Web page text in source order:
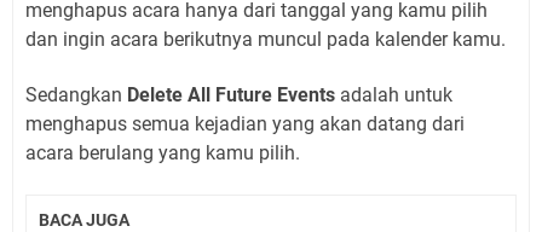
menghapus acara hanya dari tanggal yang kamu pilih
dan ingin acara berikutnya muncul pada kalender kamu.
Sedangkan Delete All Future Events adalah untuk
menghapus semua kejadian yang akan datang dari
acara berulang yang kamu pilih.
BACA JUGA